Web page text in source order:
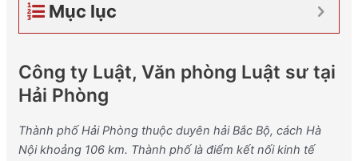
Mục lục
Công ty Luật, Văn phòng Luật sư tại
Hải Phòng
Thành phố Hải Phòng thuộc duyên hải Bắc Bộ, cách Hà
Nội khoảng 106 km. Thành phố là điểm kết nối kinh tế